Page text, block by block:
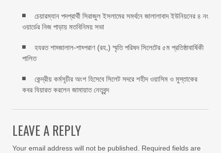
চেয়ারম্যান পদপ্রার্থী সিরাজুল ইসলামের সমর্থনে জালালাবাদ ইউনিয়নের ৪ নং
ওয়ার্ডের নিজ পাড়ায় মতবিনিময় সভা
হযরত শাহ্জালাল-শাহ্পরাণ (রহ.) স্মৃতি পরিষদ সিলেটের ৫ম প্রতিষ্ঠাবার্ষিকী
পালিত ‎​
কেন্দ্রীয় কর্মসূচীর অংশ হিসেবে সিলেট সদরে শহীদ ওয়াসিম ও মুস্তাকের
কবর যিয়ারত করলেন জামায়াত নেতৃবৃন্দ ‎
LEAVE A REPLY
Your email address will not be published.
Required fields are